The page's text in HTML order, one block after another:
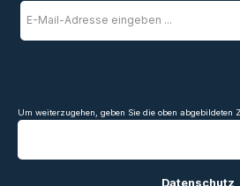
E-
Mail-
*
Um weiterzugehen, geben Sie die oben abgebildeten
Datenschutz